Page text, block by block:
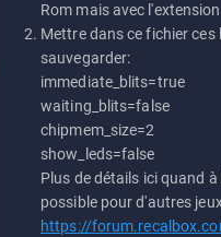
Rom mais avec
Mettre dans ce fichier ces
sauvegarder:
immediate_blits=true
waiting_blits=false
chipmem_size=2
show_leds=false
Plus de détails ici quand
possible pour d'autres
https://